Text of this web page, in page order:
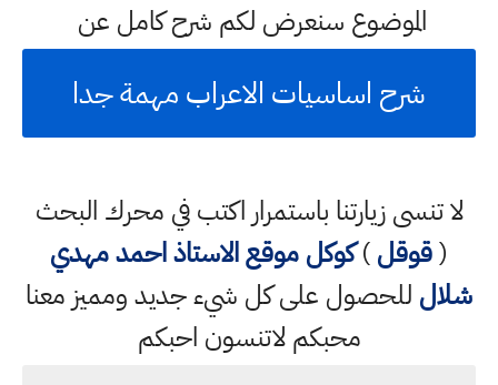
الموضوع سنعرض لكم شرح كامل عن
شرح اساسيات الاعراب مهمة جدا
لا تنسى زيارتنا باستمرار اكتب في محرك البحث
(قوقل)كوكلموقع الاستاذ احمد مهدي
شلال للحصول على كل شيء جديد ومميز معنا
محبكم لاتنسون احبكم